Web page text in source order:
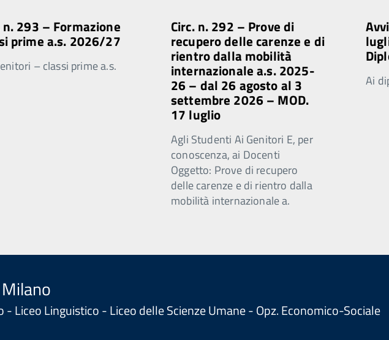
n. 293 – Formazione
prime a.s. 2026/27
– classi prime a.s.
Circ. n. 292 – Prove di
recupero delle carenze e di
rientro dalla mobilità
internazionale a.s. 2025-
26 – dal 26 agosto al 3
settembre 2026 – MOD.
17 luglio
Agli Studenti Ai Genitori E, per
conoscenza, ai Docenti
Oggetto: Prove di recupero
delle carenze e di rientro dalla
mobilità internazionale a.
Ai
- Liceo Linguistico - Liceo delle Scienze Umane - Opz. Economico-Sociale